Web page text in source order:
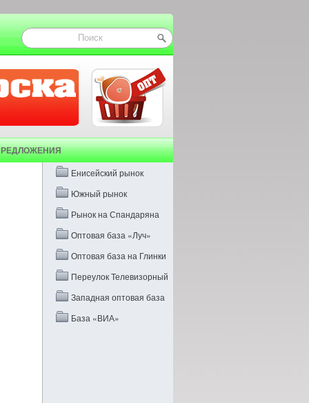
Енисейский рынок
Южный рынок
Рынок на Спандаряна
Оптовая база «Луч»
Оптовая база на Глинки
Переулок Телевизорный
Западная оптовая база
База «ВИА»